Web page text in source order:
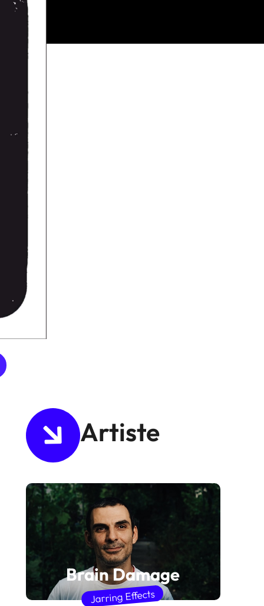
Artiste
Brain Damage
Jarring Effects